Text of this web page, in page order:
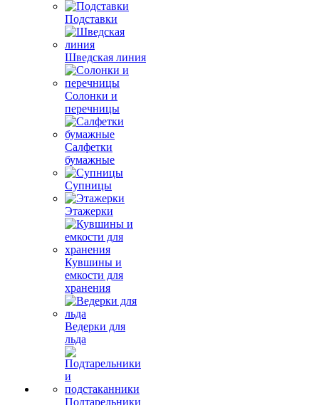
Подставки
Шведская линия
Солонки и
перечницы
Салфетки
бумажные
Супницы
Этажерки
Кувшины и
емкости для
хранения
Ведерки для
льда
Подтарельники